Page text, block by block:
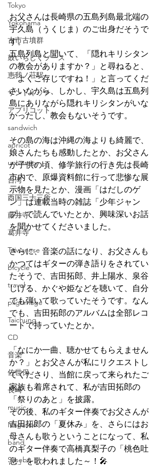
Tokyo
Yokohama
古市古墳群
鼓いちじくソース
恵我ノ荘駅
サンドイッチ
アプリコット
sandwich
apricot
university
台湾
西国三十三所
藤井寺
葛井寺
Taiwanese
bicycle
travel
pilgrimage
Taichung
CD
音楽
佐世保
長崎
music
Nagasaki
band
Sasebo
お父さんは長崎県の五島列島最北端の
宇久島（うくじま）のご出身だそうで
す。
五島列島と聞いて、「隠れキリシタン
の教会がありますか？」と尋ねると、
「よくご存じですね！」と言ってくだ
さいながら、しかし、宇久島は五島列
島にありながら隠れキリシタンがいな
かったし、教会もないそうです。
その島の海は沖縄の海よりも綺麗で、
娘さんたちも感動したとか、お父さん
が子供の頃、修学旅行の行き先は長崎
市内で、原爆資料館に行って悲惨な展
示物を見たとか、漫画「はだしのゲ
ン」は連載当時の雑誌「少年ジャン
プ」で読んでいたとか、興味深いお話
を聞かせてくださいました。
さらに、音楽の話になり、お父さんも
かつてはギターの弾き語りをされてい
たそうで、吉田拓郎、井上陽水、泉谷
しげる、かぐや姫などを聴いて、自分
でも弾いて歌っていたそうです。なん
でも、吉田拓郎のアルバムは全部レコ
ードで持っていたとか。
「なにか一曲、聴かせてもらえません
か？」とお父さんが私にリクエストし
てくださり、当館に戻って来られたご
家族も着席されて、私が吉田拓郎の
「祭りのあと」を披露。
その後、私のギター伴奏でお父さんが
吉田拓郎の「夏休み」を、さらにはお
母さんも歌うということになって、私
のギター伴奏で高橋真梨子の「桃色吐
息」を歌われました～！🎤